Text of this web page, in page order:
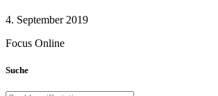
4. September 2019
Focus Online
Suche